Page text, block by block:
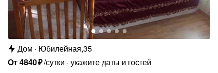
Дом
Юбилейная,35
От4840₽/сутки укажите даты и гостей